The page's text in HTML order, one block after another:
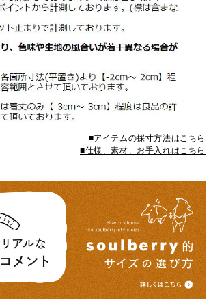
■アイテムの採寸方法はこちら
■仕様、素材、お手入れはこちら